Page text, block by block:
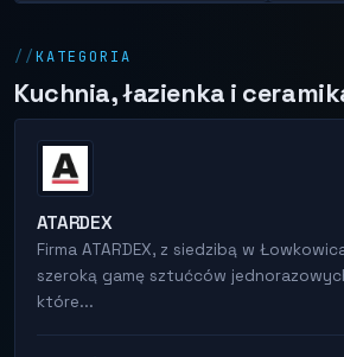
KATEGORIA
Kuchnia, łazienka i
ATARDEX
Firma ATARDEX, z siedzibą w
szeroką gamę sztućców
które...